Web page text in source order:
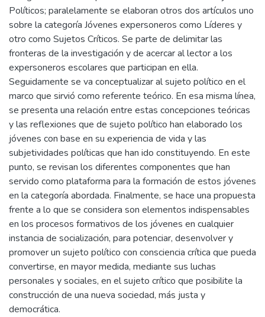
Políticos; paralelamente se elaboran otros dos artículos uno
sobre la categoría Jóvenes expersoneros como Líderes y
otro como Sujetos Críticos. Se parte de delimitar las
fronteras de la investigación y de acercar al lector a los
expersoneros escolares que participan en ella.
Seguidamente se va conceptualizar al sujeto político en el
marco que sirvió como referente teórico. En esa misma línea,
se presenta una relación entre estas concepciones teóricas
y las reflexiones que de sujeto político han elaborado los
jóvenes con base en su experiencia de vida y las
subjetividades políticas que han ido constituyendo. En este
punto, se revisan los diferentes componentes que han
servido como plataforma para la formación de estos jóvenes
en la categoría abordada. Finalmente, se hace una propuesta
frente a lo que se considera son elementos indispensables
en los procesos formativos de los jóvenes en cualquier
instancia de socialización, para potenciar, desenvolver y
promover un sujeto político con consciencia crítica que pueda
convertirse, en mayor medida, mediante sus luchas
personales y sociales, en el sujeto crítico que posibilite la
construcción de una nueva sociedad, más justa y
democrática.